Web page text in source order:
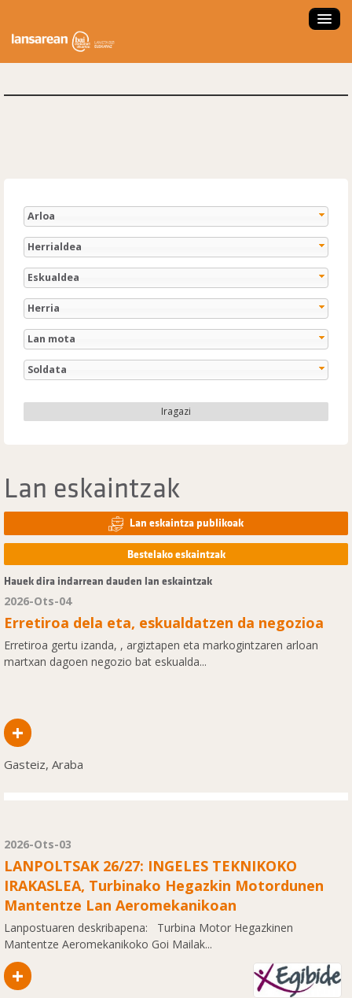
ENPRESA NAIZ
HAUTAGAIA NAIZ
NOLA ERABILI?
Arloa
Herrialdea
Eskualdea
Herria
Lan mota
Soldata
Iragazi
Lan eskaintzak
Lan eskaintza publikoak
Bestelako eskaintzak
Hauek dira indarrean dauden lan eskaintzak
2026-Ots-04
Erretiroa dela eta, eskualdatzen da negozioa
Erretiroa gertu izanda, , argiztapen eta markogintzaren arloan
martxan dagoen negozio bat eskualda...
+
Gasteiz, Araba
2026-Ots-03
LANPOLTSAK 26/27: INGELES TEKNIKOKO
IRAKASLEA, Turbinako Hegazkin Motordunen
Mantentze Lan Aeromekanikoan
Lanpostuaren deskribapena: Turbina Motor Hegazkinen
Mantentze Aeromekanikoko Goi Mailak...
+